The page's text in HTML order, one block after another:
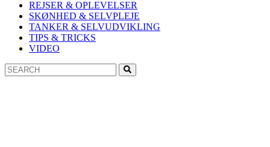
REJSER & OPLEVELSER
SKØNHED & SELVPLEJE
TANKER & SELVUDVIKLING
TIPS & TRICKS
VIDEO
Search
for: